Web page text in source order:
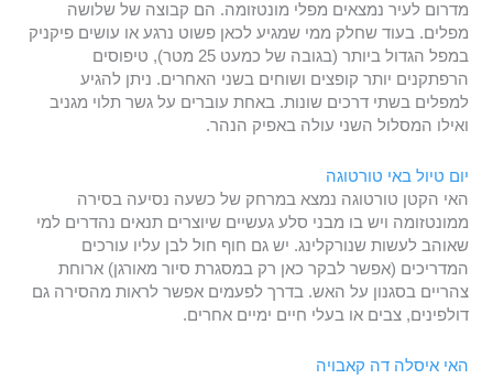
מדרום לעיר נמצאים מפלי מונטזומה. הם קבוצה של שלושה
מפלים. בעוד שחלק ממי שמגיע לכאן פשוט נרגע או עושים פיקניק
במפל הגדול ביותר (בגובה של כמעט 25 מטר), טיפוסים
הרפתקנים יותר קופצים ושוחים בשני האחרים. ניתן להגיע
למפלים בשתי דרכים שונות. באחת עוברים על גשר תלוי מגניב
ואילו המסלול השני עולה באפיק הנהר.
יום טיול באי טורטוגה
האי הקטן טורטוגה נמצא במרחק של כשעה נסיעה בסירה
ממונטזומה ויש בו מבני סלע געשיים שיוצרים תנאים נהדרים למי
שאוהב לעשות שנורקלינג. יש גם חוף חול לבן עליו עורכים
המדריכים (אפשר לבקר כאן רק במסגרת סיור מאורגן) ארוחת
צהריים בסגנון על האש. בדרך לפעמים אפשר לראות מהסירה גם
דולפינים, צבים או בעלי חיים ימיים אחרים.
האי איסלה דה קאבויה